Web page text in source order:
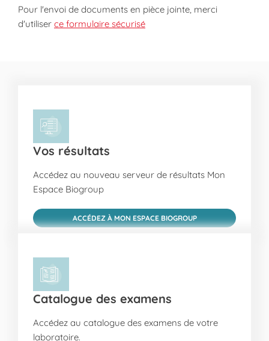
Pour l'envoi de documents en pièce jointe, merci
d'utiliser ce formulaire sécurisé
Vos résultats
Accédez au nouveau serveur de résultats Mon
Espace Biogroup
ACCÉDEZ À MON ESPACE BIOGROUP
Catalogue des examens
Accédez au catalogue des examens de votre
laboratoire.